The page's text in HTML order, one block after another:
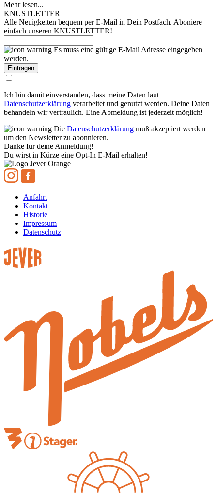
Mehr lesen...
KNUSTLETTER
Alle Neuigkeiten bequem per E-Mail in Dein Postfach. Aboniere
einfach unseren KNUSTLETTER!
Es muss eine gültige E-Mail Adresse eingegeben
werden.
Ich bin damit einverstanden, dass meine Daten laut
Datenschutzerklärung verarbeitet und genutzt werden. Deine Daten
behandeln wir vertraulich. Eine Abmeldung ist jederzeit möglich!
Die Datenschutzerklärung muß akzeptiert werden
um den Newsletter zu abonnieren.
Danke für deine Anmeldung!
Du wirst in Kürze eine Opt-In E-Mail erhalten!
Anfahrt
Kontakt
Historie
Impressum
Datenschutz